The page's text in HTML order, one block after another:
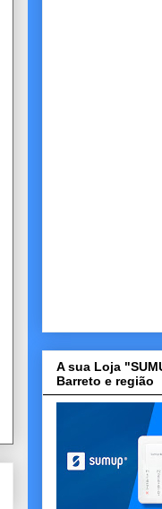
A sua Loja
Barreto e região